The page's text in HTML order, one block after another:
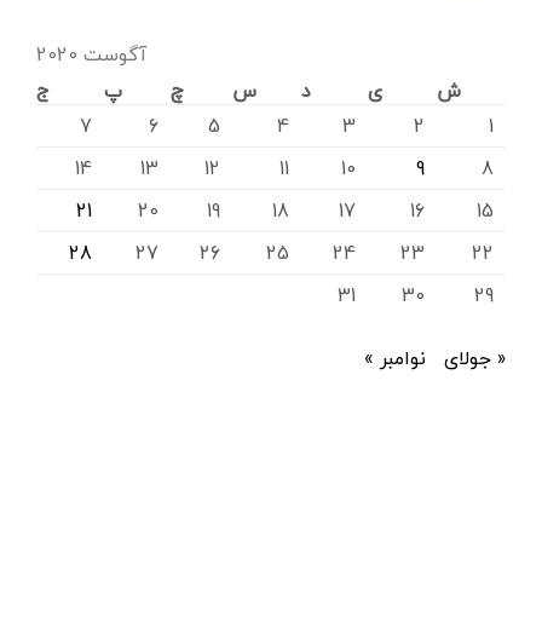
آگوست 2020
ش
ی د س چ پ
ج
1
2
3
4
5
6
7
8
9
10
11
12
13
14
15
16
17
18
19
20
21
22
23
24
25
26
27
28
29
30
31
« جولای نوامبر »